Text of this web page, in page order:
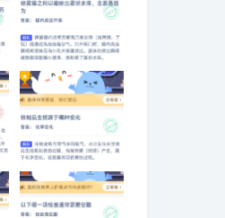
用
铜
锅
涮
肉
味
道
比
铁
锅
更
鲜
美
喷雾罐之所以能
喷出雾状水珠，
主要是因为
铁制品生锈属于
哪种变化